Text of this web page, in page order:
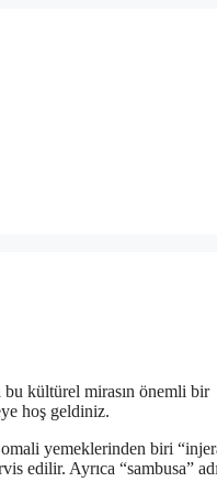
kültürel mirasın önemli bir
hoş geldiniz.
yemeklerinden biri
edilir. Ayrıca “sambusa”